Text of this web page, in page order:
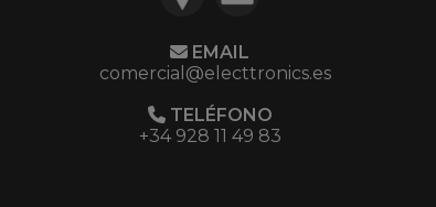
EMAIL
comercial@electtronics.es
TELÉFONO
+34 928 11 49 83